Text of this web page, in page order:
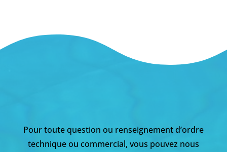
Pour toute question ou renseignement d’ordre
technique ou commercial, vous pouvez nous